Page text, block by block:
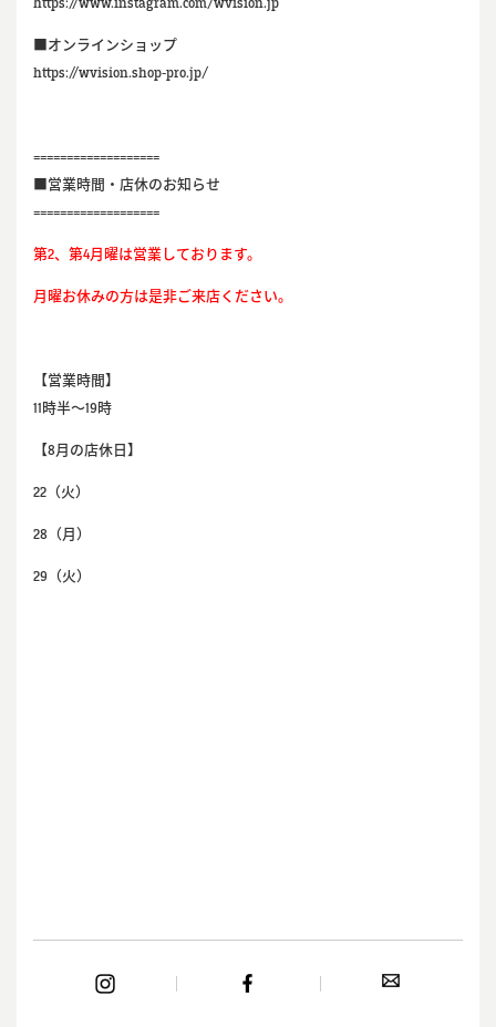
https://www.instagram.com/wvision.jp
■オンラインショップ
https://wvision.shop-pro.jp/
===================
■営業時間・店休のお知らせ
===================
第2、第4月曜は営業しております。
月曜お休みの方は是非ご来店ください。
【営業時間】
11時半～19時
【8月の店休日】
22（火）
28 （月）
29 （火）